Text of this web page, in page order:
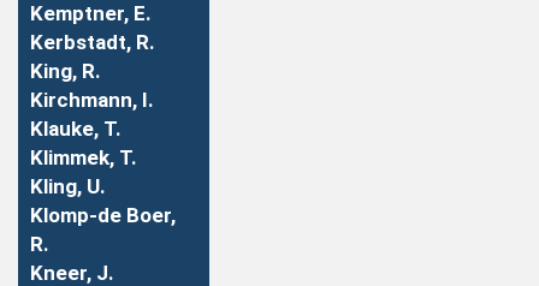
Kemptner, E.
Kerbstadt, R.
King, R.
Kirchmann, I.
Klauke, T.
Klimmek, T.
Kling, U.
Klomp-de Boer,
R.
Kneer, J.